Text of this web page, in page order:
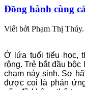
Đồng hành cùng
Viết bởi Phạm Thị Thúy.
Ở lứa tuổi tiểu học,
rộng. Trẻ bắt đầu bộc
chạm nảy sinh. Sợ
được coi là phản